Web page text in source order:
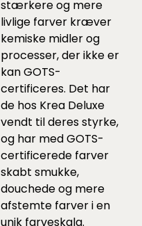
stærkere og mere
livlige farver kræver
kemiske midler og
processer, der ikke er
kan GOTS-
certificeres. Det har
de hos Krea Deluxe
vendt til deres styrke,
og har med GOTS-
certificerede farver
skabt smukke,
douchede og mere
afstemte farver i en
unik farveskala.